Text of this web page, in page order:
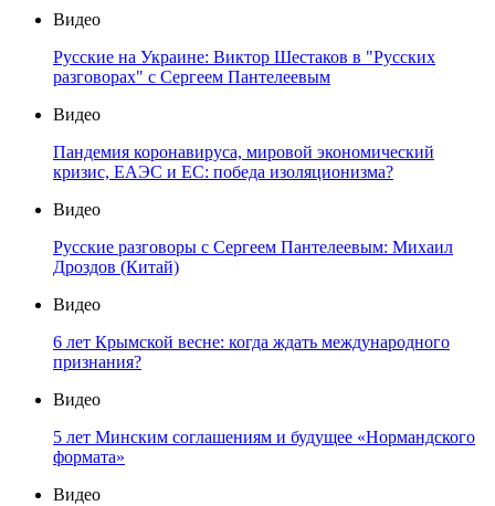
Видео
Русские на Украине: Виктор Шестаков в "Русских
разговорах" с Сергеем Пантелеевым
Видео
Пандемия коронавируса, мировой экономический
кризис, ЕАЭС и ЕС: победа изоляционизма?
Видео
Русские разговоры с Сергеем Пантелеевым: Михаил
Дроздов (Китай)
Видео
6 лет Крымской весне: когда ждать международного
признания?
Видео
5 лет Минским соглашениям и будущее «Нормандского
формата»
Видео